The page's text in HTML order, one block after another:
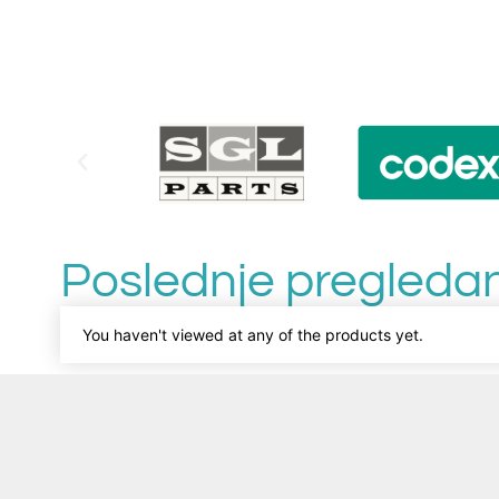
Poslednje
You haven't viewed at any of the products yet.